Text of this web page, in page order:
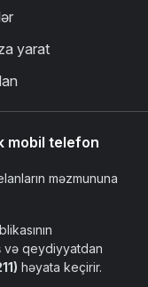
yarat
mobil telefon
məzmununa
və qeydiyyatdan
həyata keçirir.